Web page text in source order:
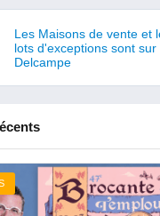
Les Maisons de vente et
lots d'exceptions sont sur
Delcampe